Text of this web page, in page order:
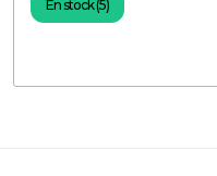
En stock (5)